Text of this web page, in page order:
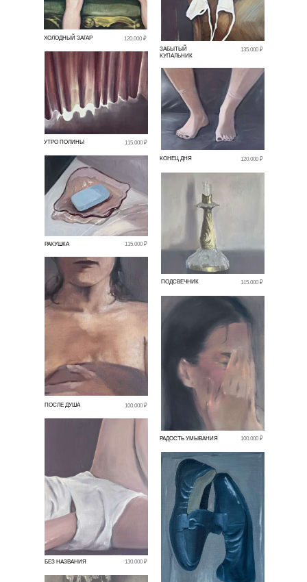
ХОЛОДНЫЙ ЗАГАР
120.000 ₽
ЗАБЫТЫЙ
КУПАЛЬНИК
135.000 ₽
УТРО ПОЛИНЫ 115.000 ₽
КОНЕЦ ДНЯ 120.000 ₽
РАКУШКА 115.000 ₽
РАДОСТЬ УМЫВАНИЯ 100.000 ₽
ПОСЛЕ ДУША 100.000 ₽
БЕЗ НАЗВАНИЯ 130.000 ₽
ПОДСВЕЧНИК 115.000 ₽